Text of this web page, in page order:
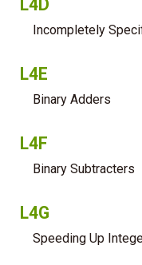
L4D
Incompletely
L4E
Binary Adders
L4F
Binary Subtracters
L4G
Speeding Up